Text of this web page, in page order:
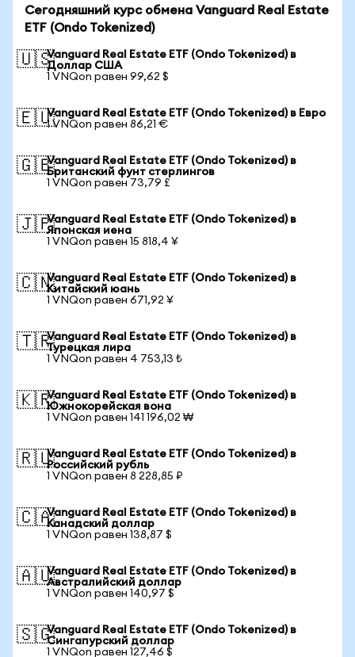
Сегодняшний курс обмена Vanguard Real Estate
ETF (Ondo Tokenized)
🇺🇸Vanguard Real Estate ETF (Ondo Tokenized) в
Доллар США
1 VNQon равен 99,62 $
🇪🇺Vanguard Real Estate ETF (Ondo Tokenized) в Евро
1 VNQon равен 86,21 €
🇬🇧Vanguard Real Estate ETF (Ondo Tokenized) в
Британский фунт стерлингов
1 VNQon равен 73,79 £
🇯🇵Vanguard Real Estate ETF (Ondo Tokenized) в
Японская иена
1 VNQon равен 15 818,4 ¥
🇨🇳Vanguard Real Estate ETF (Ondo Tokenized) в
Китайский юань
1 VNQon равен 671,92 ¥
🇹🇷Vanguard Real Estate ETF (Ondo Tokenized) в
Турецкая лира
1 VNQon равен 4 753,13 ₺
🇰🇷Vanguard Real Estate ETF (Ondo Tokenized) в
Южнокорейская вона
1 VNQon равен 141 196,02 ₩
🇷🇺Vanguard Real Estate ETF (Ondo Tokenized) в
Российский рубль
1 VNQon равен 8 228,85 ₽
🇨🇦Vanguard Real Estate ETF (Ondo Tokenized) в
Канадский доллар
1 VNQon равен 138,87 $
🇦🇺Vanguard Real Estate ETF (Ondo Tokenized) в
Австралийский доллар
1 VNQon равен 140,97 $
🇸🇬Vanguard Real Estate ETF (Ondo Tokenized) в
Сингапурский доллар
1 VNQon равен 127,46 $